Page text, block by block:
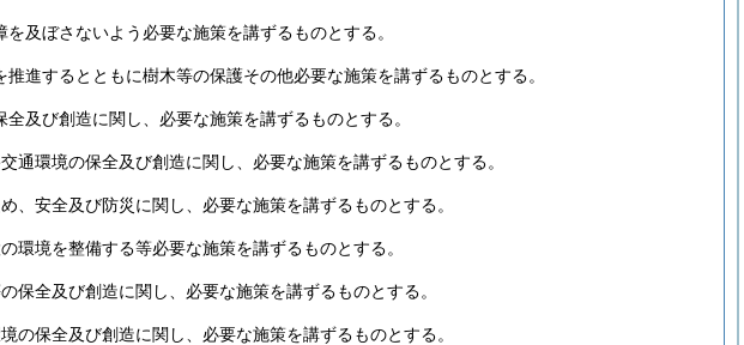
及ぼさないよう必要な施策を講ずるものとする。
進するとともに樹木等の保護その他必要な施策を講ずるものとする。
及び創造に関し、必要な施策を講ずるものとする。
通環境の保全及び創造に関し、必要な施策を講ずるものとする。
安全及び防災に関し、必要な施策を講ずるものとする。
環境を整備する等必要な施策を講ずるものとする。
保全及び創造に関し、必要な施策を講ずるものとする。
保全及び創造に関し、必要な施策を講ずるものとする。